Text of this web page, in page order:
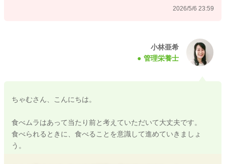
2026/5/6 23:59
小林亜希
管理栄養士
ちゃむさん、こんにちは。
食べムラはあって当たり前と考えていただいて大丈夫です。
食べられるときに、食べることを意識して進めていきましょ
う。